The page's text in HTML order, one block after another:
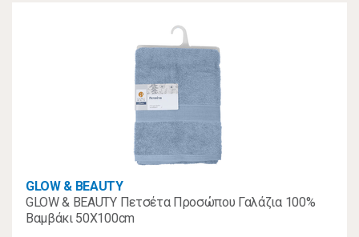
GLOW & BEAUTY
GLOW & BEAUTY Πετσέτα Προσώπου Γαλάζια 100%
Βαμβάκι 50Χ100cm